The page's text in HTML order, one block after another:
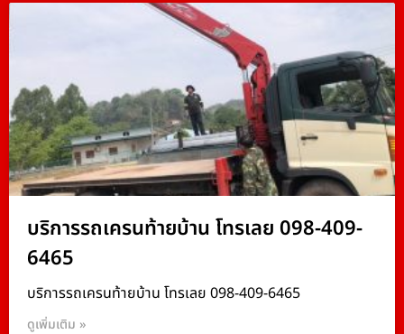
บริการรถเครนท้ายบ้าน โทรเลย 098-409-
6465
บริการรถเครนท้ายบ้าน โทรเลย 098-409-6465
ดูเพิ่มเติม »